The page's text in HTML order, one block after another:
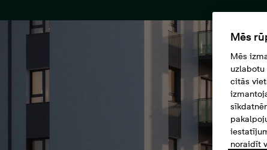
Mēs
Mēs
citās
noraidīt